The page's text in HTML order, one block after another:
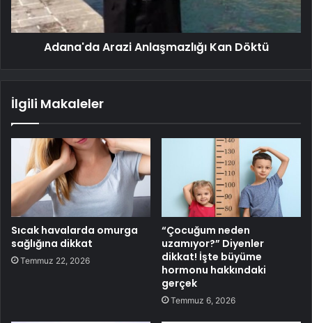
Adana'da Arazi Anlaşmazlığı Kan Döktü
İlgili Makaleler
Sıcak havalarda omurga
sağlığına dikkat
Temmuz 22, 2026
“Çocuğum neden
uzamıyor?” Diyenler
dikkat! İşte büyüme
hormonu hakkındaki
gerçek
Temmuz 6, 2026